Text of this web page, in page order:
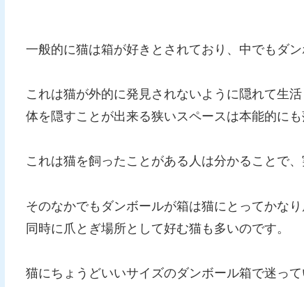
一般的に猫は箱が好きとされており、中でもダン
これは猫が外的に発見されないように隠れて生
体を隠すことが出来る狭いスペースは本能的に
これは猫を飼ったことがある人は分かることで
そのなかでもダンボールが箱は猫にとってかな
同時に爪とぎ場所として好む猫も多いのです。
猫にちょうどいいサイズのダンボール箱で迷って